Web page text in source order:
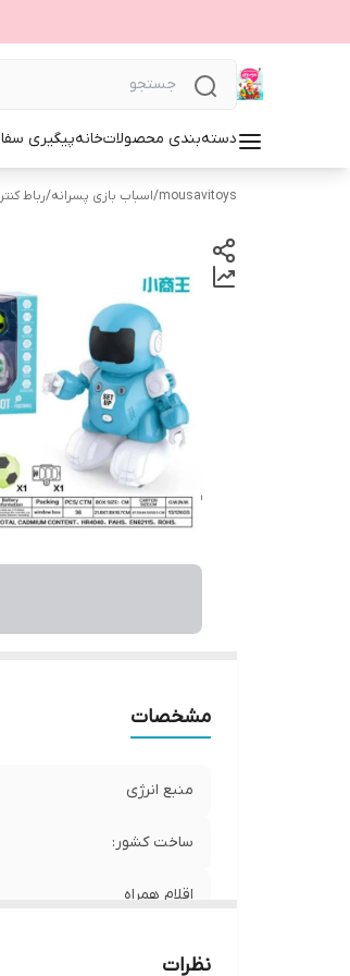
دسته‌بندی محصولاتخانهپیگیری
mousavitoys
/اسباب بازی پسرانه/رباط
مشخصات
منبع انرژی
ساخت کشور:
اقلام همراه
نظرات